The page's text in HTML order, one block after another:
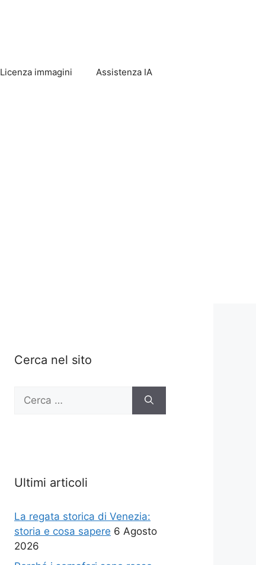
Licenza immagini Assistenza IA
Cerca nel sito
Ricerca
Ultimi articoli
La regata storica di Venezia:
storia e cosa sapere 6 Agosto
2026